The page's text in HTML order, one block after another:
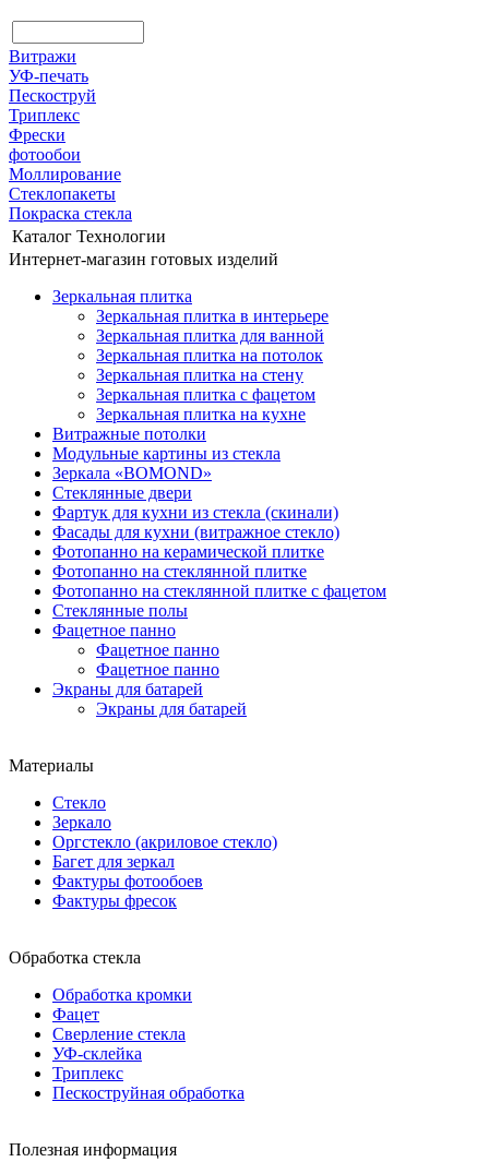
Витражи
УФ-печать
Пескоструй
Триплекс
Фрески
фотообои
Моллирование
Стеклопакеты
Покраска стекла
Каталог Технологии
Интернет-магазин готовых изделий
Зеркальная плитка
Зеркальная плитка в интерьере
Зеркальная плитка для ванной
Зеркальная плитка на потолок
Зеркальная плитка на стену
Зеркальная плитка с фацетом
Зеркальная плитка на кухне
Витражные потолки
Модульные картины из стекла
Зеркала «BOMOND»
Стеклянные двери
Фартук для кухни из стекла (скинали)
Фасады для кухни (витражное стекло)
Фотопанно на керамической плитке
Фотопанно на стеклянной плитке
Фотопанно на стеклянной плитке с фацетом
Стеклянные полы
Фацетное панно
Фацетное панно
Фацетное панно
Экраны для батарей
Экраны для батарей
Материалы
Стекло
Зеркало
Оргстекло (акриловое стекло)
Багет для зеркал
Фактуры фотообоев
Фактуры фресок
Обработка стекла
Обработка кромки
Фацет
Сверление стекла
УФ-склейка
Триплекс
Пескоструйная обработка
Полезная информация